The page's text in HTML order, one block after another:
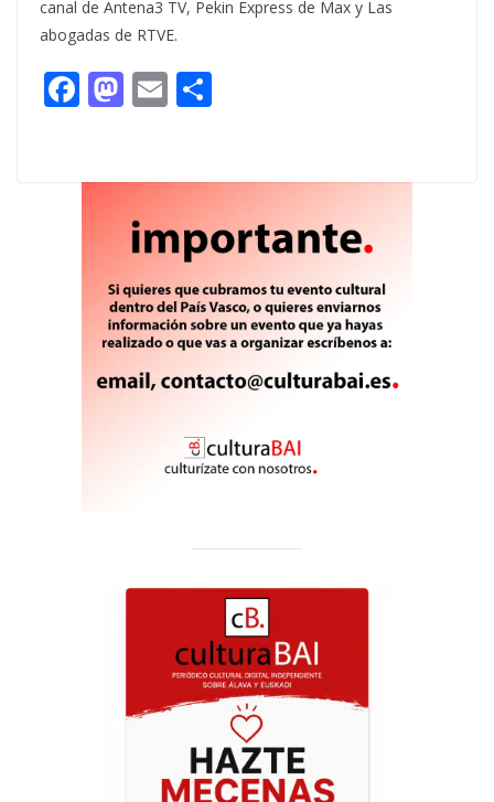
canal de Antena3 TV, Pekin Express de Max y Las
abogadas de RTVE.
F
b
M
d
o
n
E
l p
ar
ti
r